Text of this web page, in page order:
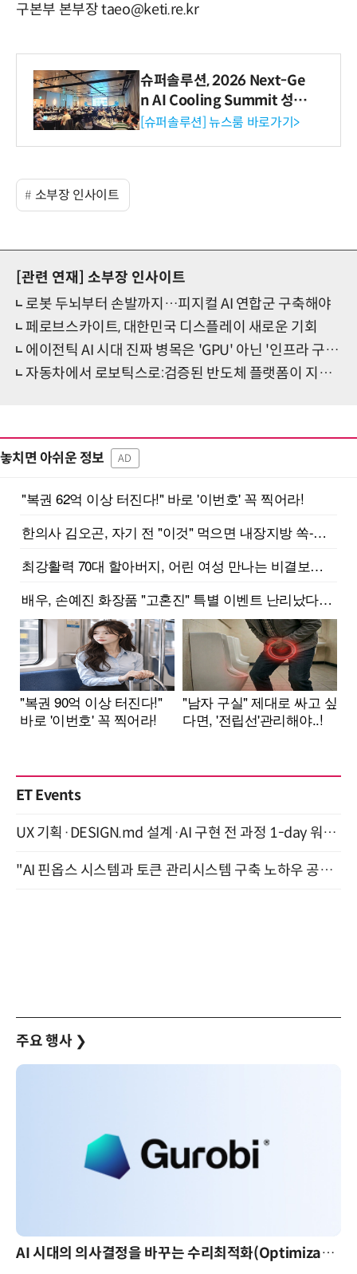
구본부 본부장 taeo@keti.re.kr
슈퍼솔루션, 2026 Next-Ge
n AI Cooling Summit 성황
리 성료
[슈퍼솔루션] 뉴스룸 바로가기>
소부장 인사이트
[관련 연재]
소부장 인사이트
로봇 두뇌부터 손발까지…피지컬 AI 연합군 구축해야
페로브스카이트, 대한민국 디스플레이 새로운 기회
에이전틱 AI 시대 진짜 병목은 'GPU' 아닌 '인프라 구조'
자동차에서 로보틱스로:검증된 반도체 플랫폼이 지능형 시스템을 이끄는 방법
놓치면 아쉬운 정보 AD
ET Events
UX 기획·DESIGN.md 설계·AI 구현 전 과정 1-day 워크숍 with Claude Code·Codex 9월 15일 개최
"AI 핀옵스 시스템과 토큰 관리시스템 구축 노하우 공개" 잠실 한국광고문화회관 2층 대회의실 (8/21)
주요 행사 ❯
AI 시대의 의사결정을 바꾸는 수리최적화(Optimization): 실제 산업 적용 사례와 활용 전략